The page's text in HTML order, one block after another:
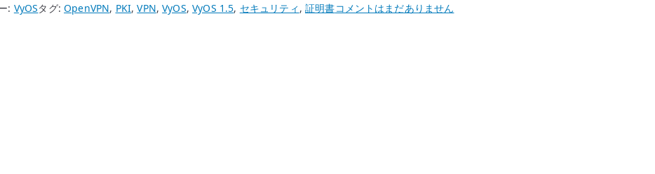
: VyOSタグ:OpenVPN, PKI,VPN,VyOS,VyOS 1.5, セキュリティ ,証明書VyOS
コメントはまだありません